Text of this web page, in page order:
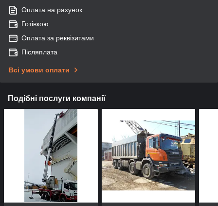
Оплата на рахунок
Готівкою
Оплата за реквізитами
Післяплата
Всі умови оплати
Подібні послуги компанії